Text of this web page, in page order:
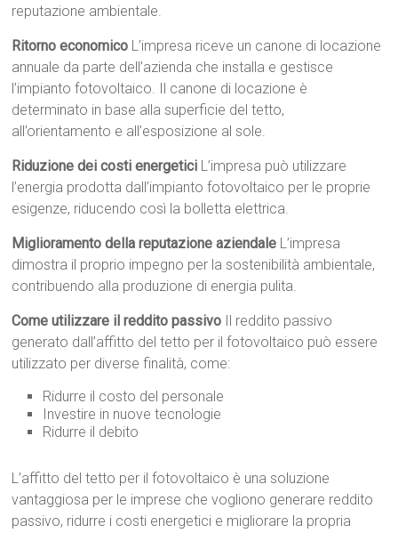
reputazione ambientale.
Ritorno economico L’impresa riceve un canone di locazione
annuale da parte dell’azienda che installa e gestisce
l’impianto fotovoltaico. Il canone di locazione è
determinato in base alla superficie del tetto,
all’orientamento e all’esposizione al sole.
Riduzione dei costi energetici L’impresa può utilizzare
l’energia prodotta dall’impianto fotovoltaico per le proprie
esigenze, riducendo così la bolletta elettrica.
Miglioramento della reputazione aziendale L’impresa
dimostra il proprio impegno per la sostenibilità ambientale,
contribuendo alla produzione di energia pulita.
Come utilizzare il reddito passivo Il reddito passivo
generato dall’affitto del tetto per il fotovoltaico può essere
utilizzato per diverse finalità, come:
Ridurre il costo del personale
Investire in nuove tecnologie
Ridurre il debito
L’affitto del tetto per il fotovoltaico è una soluzione
vantaggiosa per le imprese che vogliono generare reddito
passivo, ridurre i costi energetici e migliorare la propria